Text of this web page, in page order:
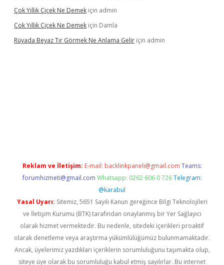
Çok Yıllık Çiçek Ne Demek için admin
Çok Yıllık Çiçek Ne Demek için Damla
Rüyada Beyaz Tır Görmek Ne Anlama Gelir için admin
Reklam ve İletişim: E-mail: backlinkpaneli@gmail.com Teams:
forumhizmeti@gmail.com Whatsapp: 0262 606 0 726 Telegram:
@karabul
Yasal Uyarı: Sitemiz, 5651 Sayılı Kanun gereğince Bilgi Teknolojileri
ve İletişim Kurumu (BTK) tarafından onaylanmış bir Yer Sağlayıcı
olarak hizmet vermektedir. Bu nedenle, sitedeki içerikleri proaktif
olarak denetleme veya araştırma yükümlülüğümüz bulunmamaktadır.
Ancak, üyelerimiz yazdıkları içeriklerin sorumluluğunu taşımakta olup,
siteye üye olarak bu sorumluluğu kabul etmiş sayılırlar. Bu internet